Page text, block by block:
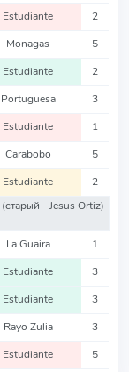
Estudiante 2
Monagas 5
Estudiante 2
Portuguesa 3
Estudiante 1
Carabobo 5
Estudiante
2
(старый - Jesus Ortiz)
La Guaira 1
Estudiante 3
Estudiante 3
Rayo Zulia 3
Estudiante 5